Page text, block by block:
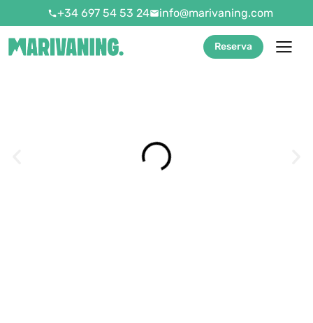
+34 697 54 53 24 info@marivaning.com
Reserva